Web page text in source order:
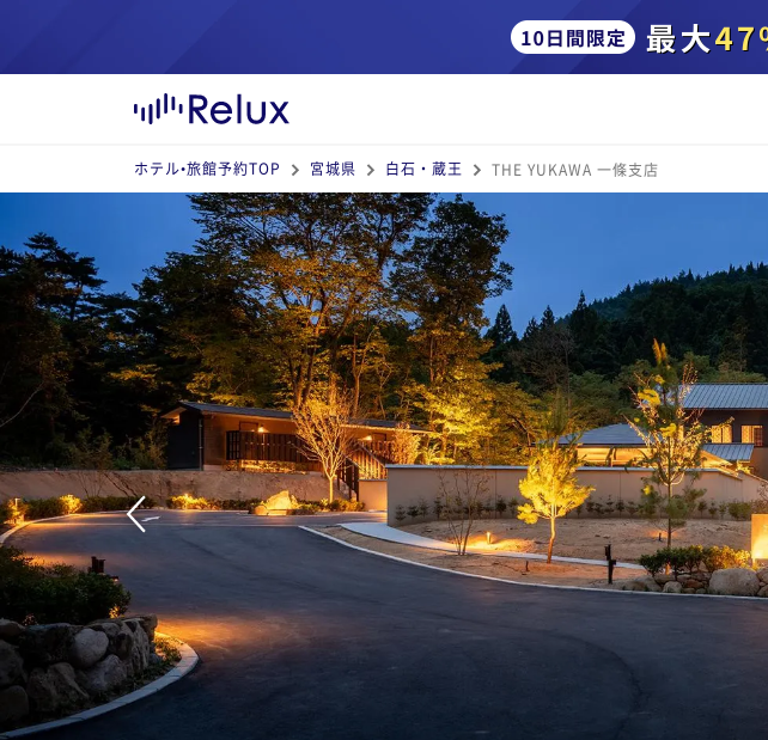
ホテル•旅館予約TOP 宮城県 白石・蔵王 THE YUKAWA 一條支店